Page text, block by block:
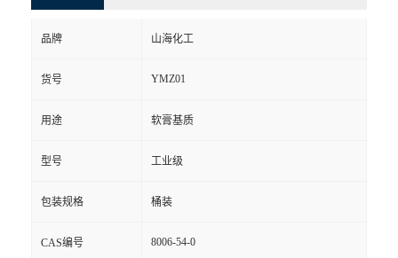
品牌 山海化工
货号 YMZ01
用途 软膏基质
型号 工业级
包装规格 桶装
CAS编号 8006-54-0